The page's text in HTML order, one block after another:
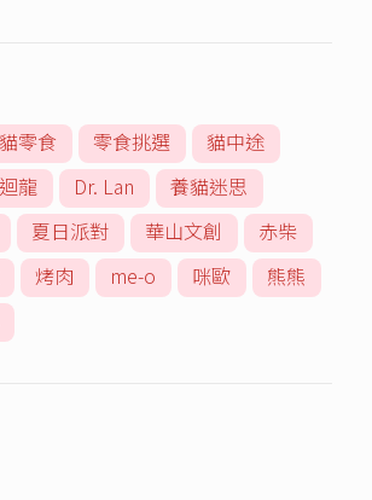
貓零食 零食挑選
貓中途
迴龍 Dr. Lan
養貓迷思
夏日派對 華山文創
赤柴
烤肉 me-o 咪歐
熊熊